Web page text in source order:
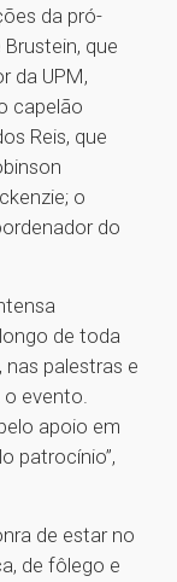
da pró-
que
da UPM,
capelão
Reis, que
o
do
de toda
nas palestras e
o evento.
apoio em
patrocínio”,
de estar no
de fôlego e